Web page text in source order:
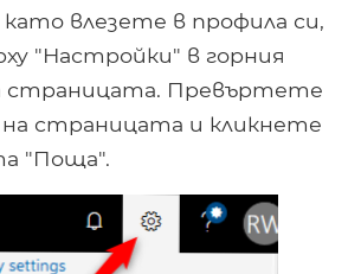
влезете в профила си,
"Настройки" в горния
страницата. Превъртете
на страницата и кликнете
"Поща".